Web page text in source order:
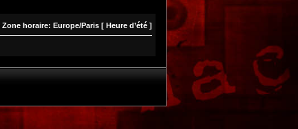
Zone horaire: Europe/Paris [ Heure d’été ]